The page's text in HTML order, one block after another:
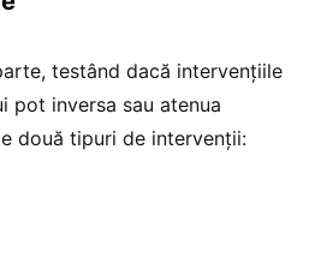
testând dacă intervențiile
pot inversa sau atenua
două tipuri de intervenții: